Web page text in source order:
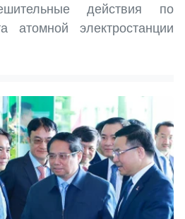
действия по
атомной электростанции